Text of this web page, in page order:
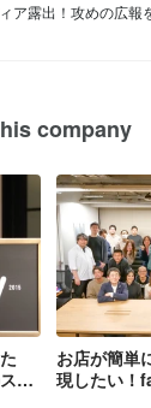
ア露出！攻めの広報
company
タ
お店が簡単
現したい！